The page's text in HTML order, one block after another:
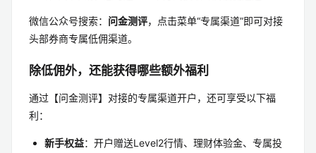
微信公众号搜索： 问金测评，点击菜单“专属渠道”即可对接
头部券商专属低佣渠道。
除低佣外，还能获得哪些额外福利
通过【问金测评】对接的专属渠道开户，还可享受以下福
利：
新手权益：开户赠送Level2行情、理财体验金、专属投